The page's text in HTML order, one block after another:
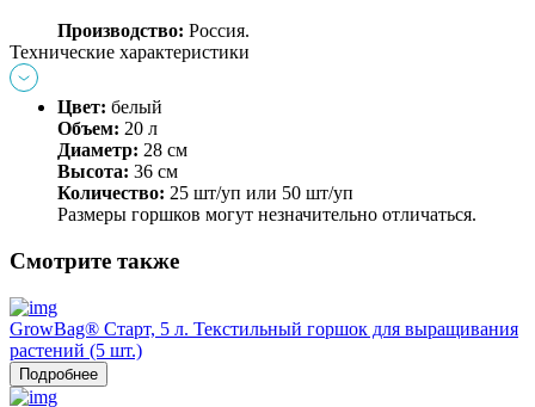
Производство: Россия.
Технические характеристики
Цвет: белый
Объем: 20 л
Диаметр: 28 см
Высота: 36 см
Количество: 25 шт/уп или 50 шт/уп
Размеры горшков могут незначительно отличаться.
Смотрите также
GrowBag® Старт, 5 л. Текстильный горшок для выращивания
растений (5 шт.)
Подробнее